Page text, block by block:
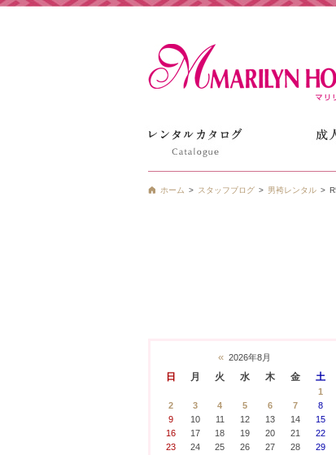
ホーム スタッフブログ 男袴レンタル
« 2026年8月
日 月 火 水 木 金 土
1
2
3 4 5 6 7
8
9
10 11 12 13 14
15
16
17 18 19 20 21
22
23
24 25 26 27 28
29